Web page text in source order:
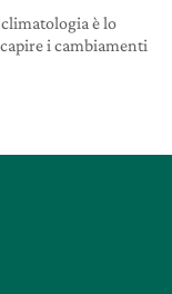
è lo
i cambiamenti